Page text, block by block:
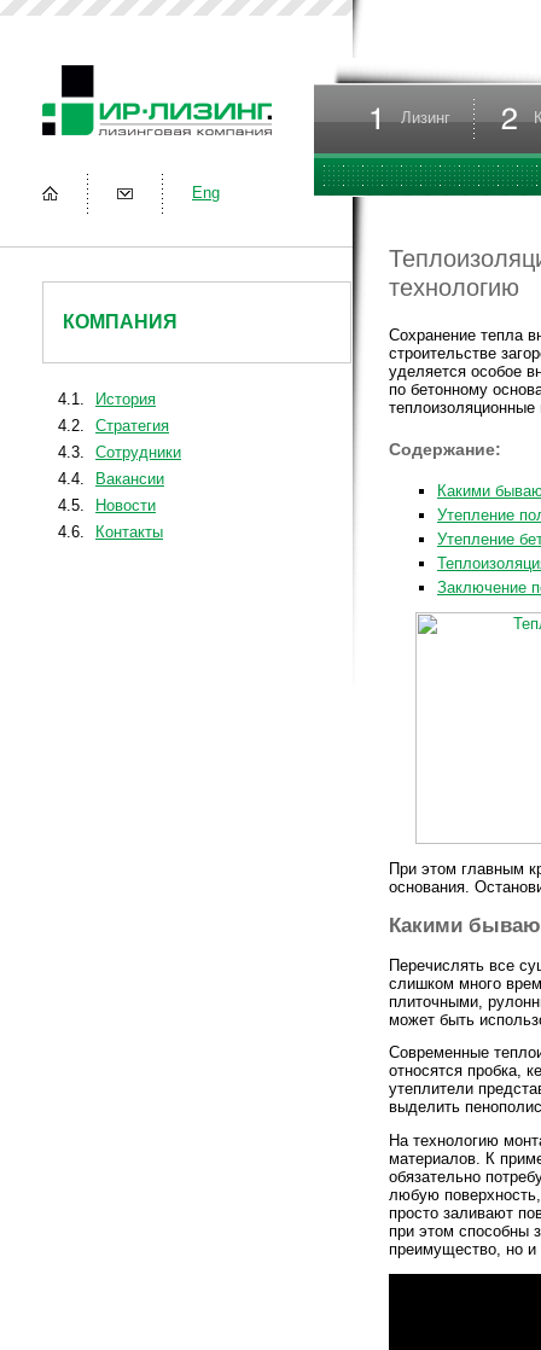
Eng
КОМПАНИЯ
4.1.
История
4.2.
Стратегия
4.3.
Сотрудники
4.4.
Вакансии
4.5.
Новости
4.6.
Контакты
Лизинг
технологию
Сохранение тепла
строительстве
уделяется особое
по бетонному
Содержание:
Какими
Утепление
Утепление
Заключение
При этом главным
основания.
Какими
Перечислять все
слишком много
плиточными,
может быть
Современные
относятся пробка,
утеплители
выделить
На технологию
материалов. К
обязательно
любую
просто заливают
при этом способны
преимущество, но и